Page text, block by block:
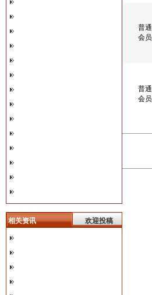
相关资讯 欢迎投稿
普通
会员
普通
会员